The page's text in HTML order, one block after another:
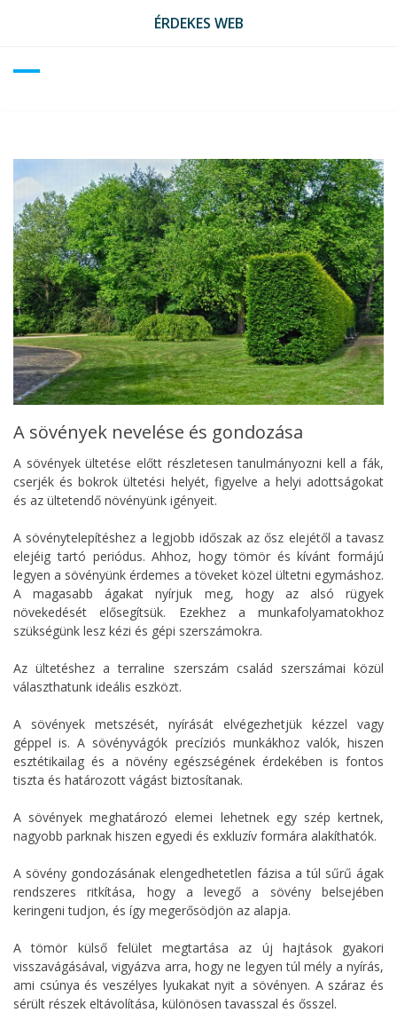
ÉRDEKES WEB
A sövények nevelése és gondozása
A sövények ültetése előtt részletesen tanulmányozni kell a fák,
cserjék és bokrok ültetési helyét, figyelve a helyi adottságokat
és az ültetendő növényünk igényeit.
A sövénytelepítéshez a legjobb időszak az ősz elejétől a tavasz
elejéig tartó periódus. Ahhoz, hogy tömör és kívánt formájú
legyen a sövényünk érdemes a töveket közel ültetni egymáshoz.
A magasabb ágakat nyírjuk meg, hogy az alsó rügyek
növekedését elősegítsük. Ezekhez a munkafolyamatokhoz
szükségünk lesz kézi és gépi szerszámokra.
Az ültetéshez a terraline szerszám család szerszámai közül
választhatunk ideális eszközt.
A sövények metszését, nyírását elvégezhetjük kézzel vagy
géppel is. A sövényvágók precíziós munkákhoz valók, hiszen
esztétikailag és a növény egészségének érdekében is fontos
tiszta és határozott vágást biztosítanak.
A sövények meghatározó elemei lehetnek egy szép kertnek,
nagyobb parknak hiszen egyedi és exkluzív formára alakíthatók.
A sövény gondozásának elengedhetetlen fázisa a túl sűrű ágak
rendszeres ritkítása, hogy a levegő a sövény belsejében
keringeni tudjon, és így megerősödjön az alapja.
A tömör külső felület megtartása az új hajtások gyakori
visszavágásával, vigyázva arra, hogy ne legyen túl mély a nyírás,
ami csúnya és veszélyes lyukakat nyit a sövényen. A száraz és
sérült részek eltávolítása, különösen tavasszal és ősszel.